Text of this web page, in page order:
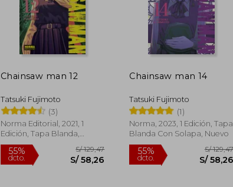
dcto. S/ 58,26 dcto.
Chainsaw man 12
Tatsuki Fujimoto
(3)
Norma Editorial, 2021, 1
Edición, Tapa Blanda,
Nuevo
Chainsaw man 14
Tatsuki Fujimoto
(1)
Norma, 2023, 1 Edición, Tapa
Blanda Con Solapa, Nuevo